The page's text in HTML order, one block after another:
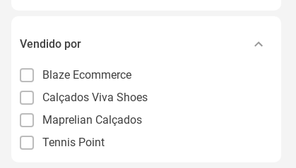
Vendido por
Blaze Ecommerce
Calçados Viva Shoes
Maprelian Calçados
Tennis Point